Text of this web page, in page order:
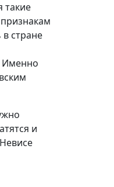
такие
стране
Именно
и